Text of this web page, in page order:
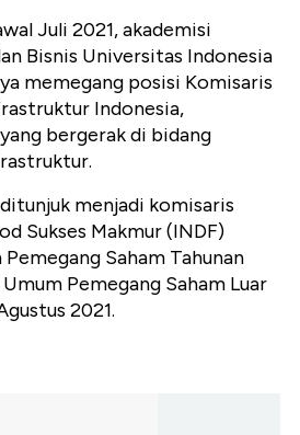
Juli 2021, akademisi
Bisnis Universitas Indonesia
memegang posisi Komisaris
Indonesia,
bergerak di bidang
menjadi komisaris
Sukses Makmur (INDF)
Saham Tahunan
Pemegang Saham Luar
2021.